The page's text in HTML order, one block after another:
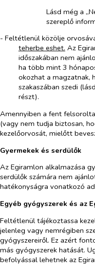
Lásd még a
szereplő
- Feltétlenül közölje
teherbe eshet. Az
időszakában nem
ha több mint 3
okozhat a magzatnak,
szakaszában szedi
részt).
Amennyiben a fent
(vagy nem tudja biztosan,
kezelőorvosát, mielőtt
Gyermekek és serdülők
Az Egiramlon alkalmazása
serdülők számára nem
hatékonyságra vonatkozó
Egyéb gyógyszerek és az
Feltétlenül tájékoztassa
jelenleg vagy nemrégiben
gyógyszereiről. Ez azért
más gyógyszerek hatását.
befolyással lehetnek az